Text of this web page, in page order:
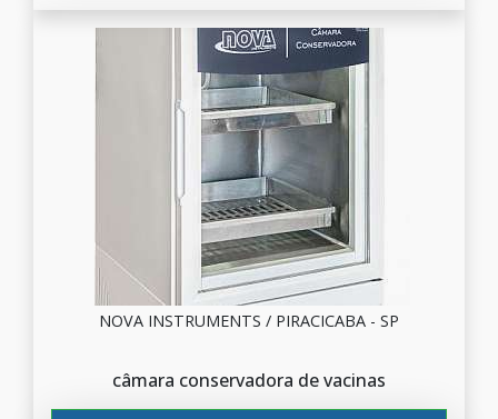
NOVA INSTRUMENTS / PIRACICABA - SP
câmara conservadora de vacinas